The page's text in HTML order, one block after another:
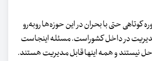
حتی با بحران در این حوزه‌ها روبه‌رو
مدیریت در داخل کشوراست. مسئله اینجاست
نیستند و همه اینها قابل مدیریت هستند.